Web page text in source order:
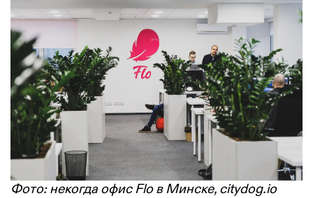
Фото: некогда офис Flo в Минске, citydog.io